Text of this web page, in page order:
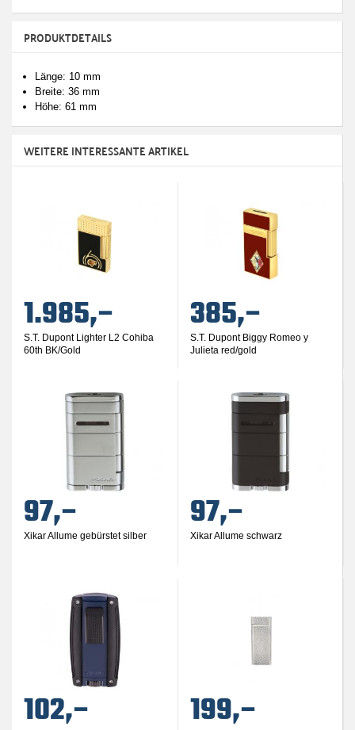
PRODUKTDETAILS
Länge: 10 mm
Breite: 36 mm
Höhe: 61 mm
WEITERE INTERESSANTE ARTIKEL
1.985,–
S.T. Dupont Lighter L2 Cohiba
60th BK/Gold
385,–
S.T. Dupont Biggy Romeo y
Julieta red/gold
97,–
Xikar Allume gebürstet silber 97,–
Xikar Allume schwarz
102,– 199,–